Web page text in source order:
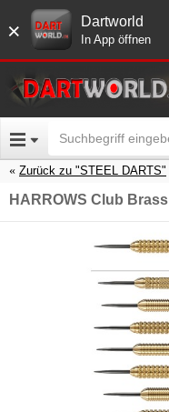
× Dartworld
In App öffnen
Zurück zu "STEEL DARTS"
HARROWS Club Brass